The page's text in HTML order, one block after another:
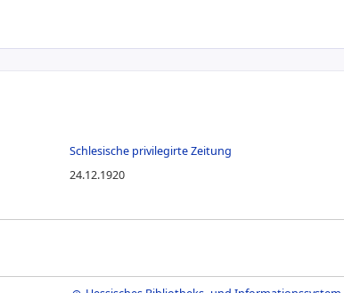
Schlesische privilegirte Zeitung
24.12.1920